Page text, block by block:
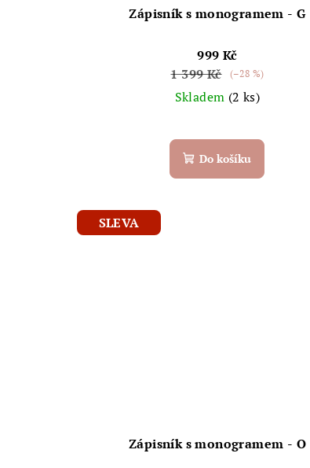
Zápisník s monogramem - G
999 Kč
1 399 Kč
(–28 %)
Skladem (2 ks)
Do košíku
SLEVA
Zápisník s monogramem - O